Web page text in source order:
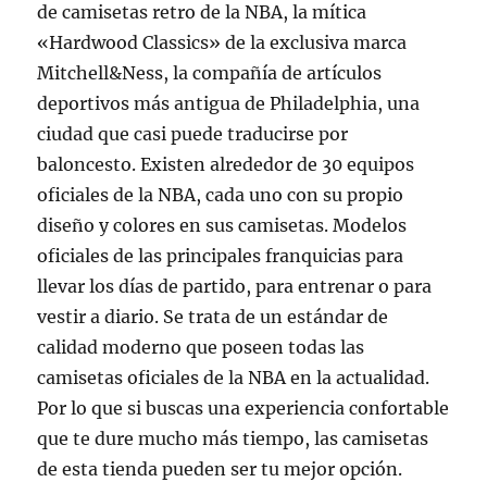
de camisetas retro de la NBA, la mítica
«Hardwood Classics» de la exclusiva marca
Mitchell&Ness, la compañía de artículos
deportivos más antigua de Philadelphia, una
ciudad que casi puede traducirse por
baloncesto. Existen alrededor de 30 equipos
oficiales de la NBA, cada uno con su propio
diseño y colores en sus camisetas. Modelos
oficiales de las principales franquicias para
llevar los días de partido, para entrenar o para
vestir a diario. Se trata de un estándar de
calidad moderno que poseen todas las
camisetas oficiales de la NBA en la actualidad.
Por lo que si buscas una experiencia confortable
que te dure mucho más tiempo, las camisetas
de esta tienda pueden ser tu mejor opción.